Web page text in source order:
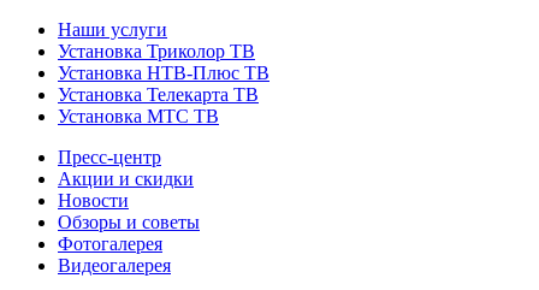
Наши услуги
Установка Триколор ТВ
Установка НТВ-Плюс ТВ
Установка Телекарта ТВ
Установка МТС ТВ
Пресс-центр
Акции и скидки
Новости
Обзоры и советы
Фотогалерея
Видеогалерея